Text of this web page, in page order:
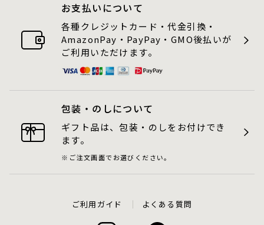
お支払いについて
各種クレジットカード・代金引換・
AmazonPay・PayPay・GMO後払いが
ご利用いただけます。
包装・のしについて
ギフト品は、包装・のしをお付けでき
ます。
ご注文画面でお選びください。
ご利用ガイド よくある質問